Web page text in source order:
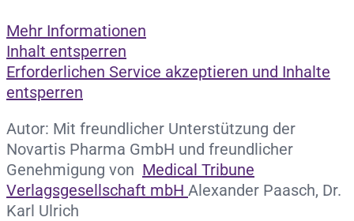
Mehr Informationen
Inhalt entsperren
Erforderlichen Service akzeptieren und Inhalte
entsperren
Autor: Mit freundlicher Unterstützung der
Novartis Pharma GmbH und freundlicher
Genehmigung von Medical Tribune
Verlagsgesellschaft mbH Alexander Paasch, Dr.
Karl Ulrich